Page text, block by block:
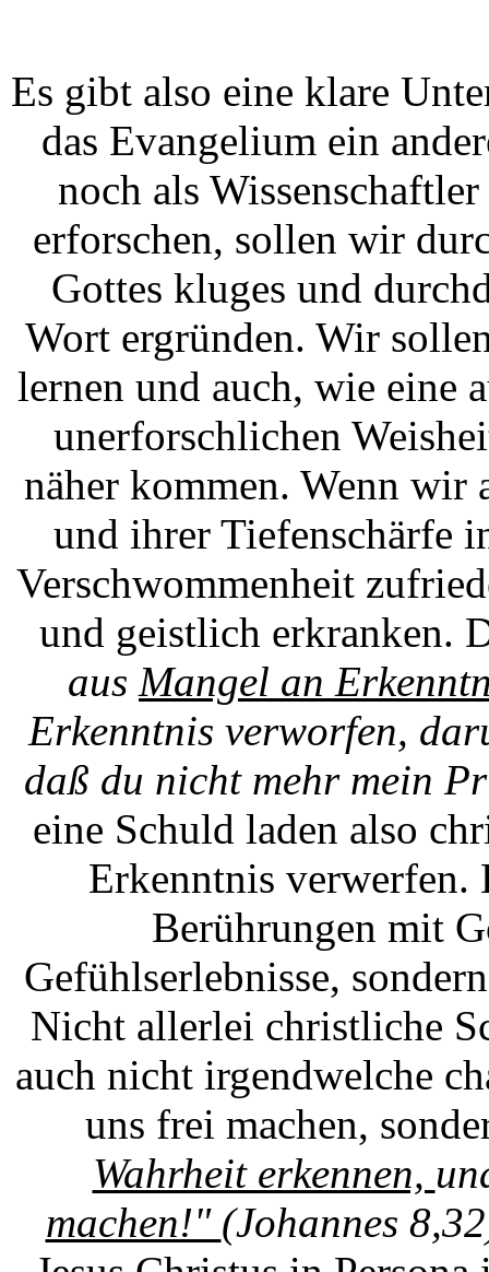
Es gibt also eine klare
das Evangelium ein
noch als
erforschen, sollen wir
Gottes kluges und
Wort ergründen. Wir
lernen und auch, wie eine
unerforschlichen
näher kommen. Wenn wir
und ihrer Tiefenschärfe
Verschwommenheit
und geistlich erkranken.
aus Mangel an
Erkenntnis verworfen,
daß du nicht mehr mein
eine Schuld laden also
Erkenntnis verwerfen.
Berührungen mit
Gefühlserlebnisse,
Nicht allerlei christliche
auch nicht irgendwelche
uns frei machen,
Wahrheit erkennen,
machen!" (Johannes